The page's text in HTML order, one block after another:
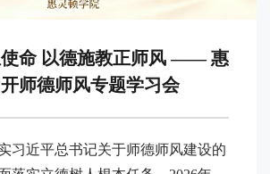
以德施教正师风 —— 惠
师德师风专题学习会
习近平总书记关于师德师风建设的